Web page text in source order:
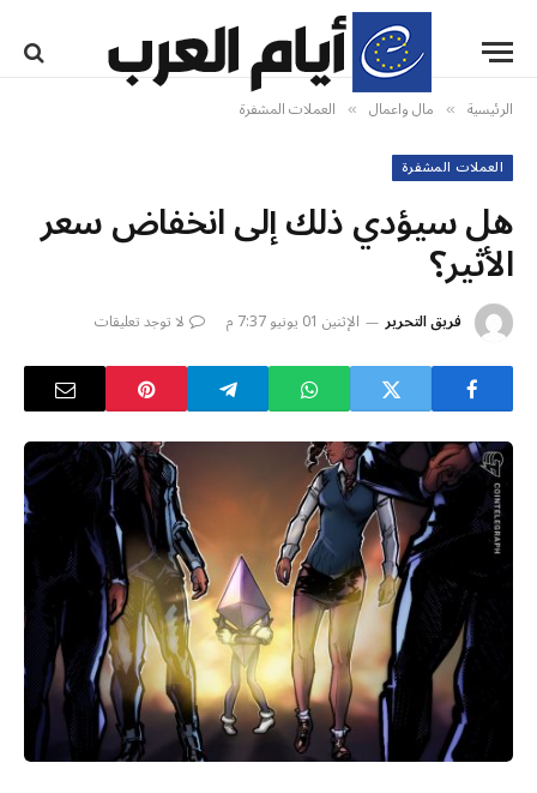
الرئيسية » مال واعمال » العملات المشفرة
العملات المشفرة
هل سيؤدي ذلك إلى انخفاض سعر
الأثير؟
فريق التحرير الإثنين 01 يونيو 7:37 م لا توجد تعليقات